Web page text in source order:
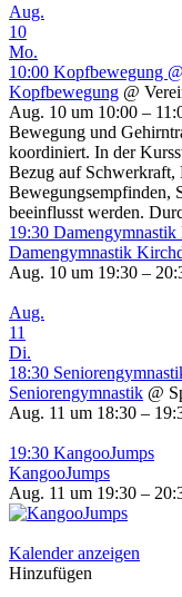
Aug.
10
Mo.
10:00 Kopfbewegung
Kopfbewegung @
Aug. 10 um 10:00 –
Bewegung und
koordiniert. In der
Bezug auf
Bewegungsempfinden,
beeinflusst werden.
19:30
Damengymnastik
Aug. 10 um 19:30 –
Aug.
11
Di.
18:30
Seniorengymnastik @
Aug. 11 um 18:30 –
19:30 KangooJumps
KangooJumps
Aug. 11 um 19:30 –
Kalender anzeigen
Hinzufügen